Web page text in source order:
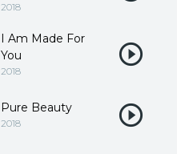
2018
I Am Made For
You
2018
Pure Beauty
2018